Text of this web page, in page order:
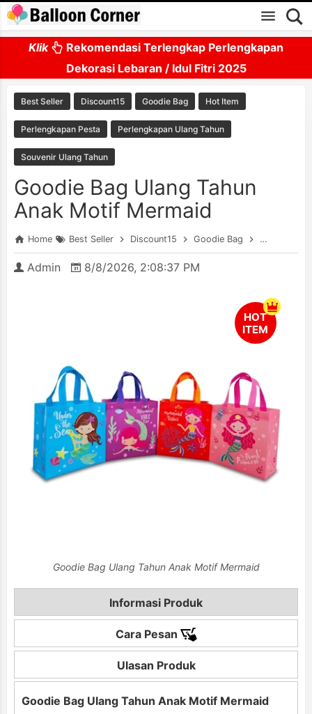
Skip to main content
Klik
Rekomendasi Terlengkap Perlengkapan
Dekorasi Lebaran / Idul Fitri 2025
Best Seller Discount15 Goodie Bag Hot Item
Perlengkapan Pesta Perlengkapan Ulang Tahun
Souvenir Ulang Tahun
Goodie Bag Ulang Tahun
Anak Motif Mermaid
Home Best Seller Discount15 Goodie Bag Hot Item
Admin 8/8/2026, 2:08:37 PM
Goodie Bag Ulang Tahun Anak Motif Mermaid
Informasi Produk
Goodie Bag Ulang Tahun Anak Motif Mermaid
Cara Pesan
Ulasan Produk